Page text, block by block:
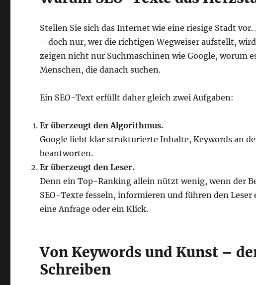
Stellen Sie sich das Internet wie eine riesige Stadt
– doch nur, wer die richtigen Wegweiser aufstellt,
zeigen nicht nur Suchmaschinen wie Google, worum
Menschen, die danach suchen.
Ein SEO-Text erfüllt daher gleich zwei Aufgaben:
Er überzeugt den Algorithmus.
Google liebt klar strukturierte Inhalte, Keywords an
beantworten.
Er überzeugt den Leser.
Denn ein Top-Ranking allein nützt wenig, wenn der
SEO-Texte fesseln, informieren und führen den
eine Anfrage oder ein Klick.
Von Keywords und Kunst –
Schreiben